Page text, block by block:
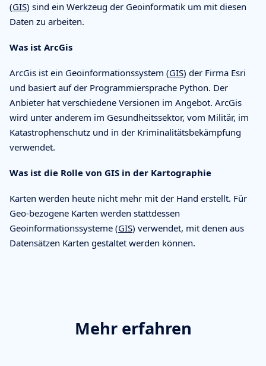
(GIS) sind ein Werkzeug der Geoinformatik um mit diesen
Daten zu arbeiten.
Was ist ArcGis
ArcGis ist ein Geoinformationssystem (GIS) der Firma Esri
und basiert auf der Programmiersprache Python. Der
Anbieter hat verschiedene Versionen im Angebot. ArcGis
wird unter anderem im Gesundheitssektor, vom Militär, im
Katastrophenschutz und in der Kriminalitätsbekämpfung
verwendet.
Was ist die Rolle von GIS in der Kartographie
Karten werden heute nicht mehr mit der Hand erstellt. Für
Geo-bezogene Karten werden stattdessen
Geoinformationssysteme (GIS) verwendet, mit denen aus
Datensätzen Karten gestaltet werden können.
Mehr erfahren